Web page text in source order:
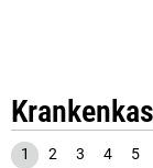
1 2 3 4 5